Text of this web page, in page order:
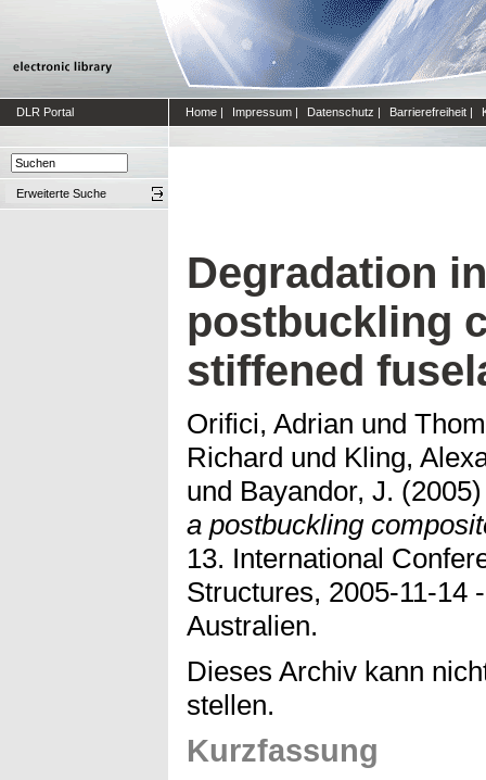
DLR Portal Home | Impressum | Datenschutz | Barrierefreiheit |
Erweiterte Suche
Degradation
postbuckling
stiffened
Orifici, Adrian und
Richard und Kling,
und Bayandor, J.
a postbuckling
13. International
Structures, 2005-11-14
Australien.
Dieses Archiv kann
stellen.
Kurzfassung